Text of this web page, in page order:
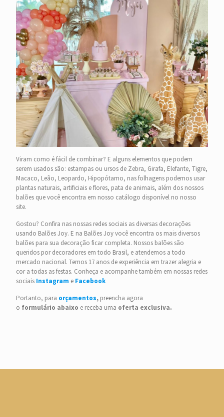
Viram como é fácil de combinar? E alguns elementos que podem
serem usados são: estampas ou ursos de Zebra, Girafa, Elefante, Tigre,
Macaco, Leão, Leopardo, Hipopótamo, nas folhagens podemos usar
plantas naturais, artificiais e flores, pata de animais, além dos nossos
balões que você encontra em nosso catálogo disponível no nosso
site.
Gostou? Confira nas nossas redes sociais as diversas decorações
usando Balões Joy. E na Balões Joy você encontra os mais diversos
balões para sua decoração ficar completa. Nossos balões são
queridos por decoradores em todo Brasil, e atendemos a todo
mercado nacional. Temos 17 anos de experiência em trazer alegria e
cor a todas as festas. Conheça e acompanhe também em nossas redes
sociais Instagram e Facebook
Portanto, para orçamentos, preencha agora
o formulário abaixo e receba uma oferta exclusiva.